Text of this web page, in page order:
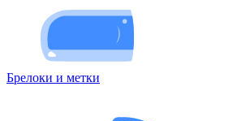
Брелоки и метки